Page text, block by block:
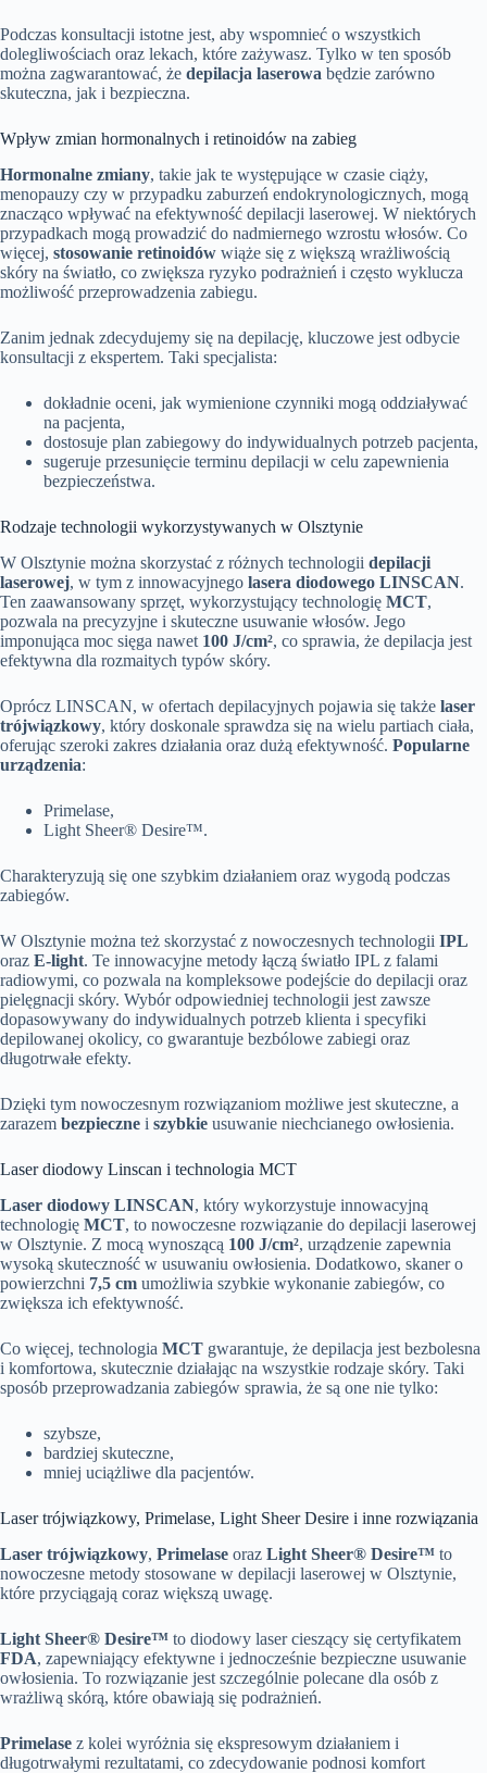
Podczas konsultacji istotne jest, aby wspomnieć o wszystkich
dolegliwościach oraz lekach, które zażywasz. Tylko w ten sposób
można zagwarantować, że depilacja laserowa będzie zarówno
skuteczna, jak i bezpieczna.
Wpływ zmian hormonalnych i retinoidów na zabieg
Hormonalne zmiany, takie jak te występujące w czasie ciąży,
menopauzy czy w przypadku zaburzeń endokrynologicznych, mogą
znacząco wpływać na efektywność depilacji laserowej. W niektórych
przypadkach mogą prowadzić do nadmiernego wzrostu włosów. Co
więcej, stosowanie retinoidów wiąże się z większą wrażliwością
skóry na światło, co zwiększa ryzyko podrażnień i często wyklucza
możliwość przeprowadzenia zabiegu.
Zanim jednak zdecydujemy się na depilację, kluczowe jest odbycie
konsultacji z ekspertem. Taki specjalista:
dokładnie oceni, jak wymienione czynniki mogą oddziaływać
na pacjenta,
dostosuje plan zabiegowy do indywidualnych potrzeb pacjenta,
sugeruje przesunięcie terminu depilacji w celu zapewnienia
bezpieczeństwa.
Rodzaje technologii wykorzystywanych w Olsztynie
W Olsztynie można skorzystać z różnych technologii depilacji
laserowej, w tym z innowacyjnego lasera diodowego LINSCAN.
Ten zaawansowany sprzęt, wykorzystujący technologię MCT,
pozwala na precyzyjne i skuteczne usuwanie włosów. Jego
imponująca moc sięga nawet 100 J/cm², co sprawia, że depilacja jest
efektywna dla rozmaitych typów skóry.
Oprócz LINSCAN, w ofertach depilacyjnych pojawia się także laser
trójwiązkowy, który doskonale sprawdza się na wielu partiach ciała,
oferując szeroki zakres działania oraz dużą efektywność. Popularne
urządzenia:
Primelase,
Light Sheer® Desire™.
Charakteryzują się one szybkim działaniem oraz wygodą podczas
zabiegów.
W Olsztynie można też skorzystać z nowoczesnych technologii IPL
oraz E-light. Te innowacyjne metody łączą światło IPL z falami
radiowymi, co pozwala na kompleksowe podejście do depilacji oraz
pielęgnacji skóry. Wybór odpowiedniej technologii jest zawsze
dopasowywany do indywidualnych potrzeb klienta i specyfiki
depilowanej okolicy, co gwarantuje bezbólowe zabiegi oraz
długotrwałe efekty.
Dzięki tym nowoczesnym rozwiązaniom możliwe jest skuteczne, a
zarazem bezpieczne i szybkie usuwanie niechcianego owłosienia.
Laser diodowy Linscan i technologia MCT
Laser diodowy LINSCAN, który wykorzystuje innowacyjną
technologię MCT, to nowoczesne rozwiązanie do depilacji laserowej
w Olsztynie. Z mocą wynoszącą 100 J/cm², urządzenie zapewnia
wysoką skuteczność w usuwaniu owłosienia. Dodatkowo, skaner o
powierzchni 7,5 cm umożliwia szybkie wykonanie zabiegów, co
zwiększa ich efektywność.
Co więcej, technologia MCT gwarantuje, że depilacja jest bezbolesna
i komfortowa, skutecznie działając na wszystkie rodzaje skóry. Taki
sposób przeprowadzania zabiegów sprawia, że są one nie tylko:
szybsze,
bardziej skuteczne,
mniej uciążliwe dla pacjentów.
Laser trójwiązkowy, Primelase, Light Sheer Desire i inne rozwiązania
Laser trójwiązkowy, Primelase oraz Light Sheer® Desire™ to
nowoczesne metody stosowane w depilacji laserowej w Olsztynie,
które przyciągają coraz większą uwagę.
Light Sheer® Desire™ to diodowy laser cieszący się certyfikatem
FDA, zapewniający efektywne i jednocześnie bezpieczne usuwanie
owłosienia. To rozwiązanie jest szczególnie polecane dla osób z
wrażliwą skórą, które obawiają się podrażnień.
Primelase z kolei wyróżnia się ekspresowym działaniem i
długotrwałymi rezultatami, co zdecydowanie podnosi komfort